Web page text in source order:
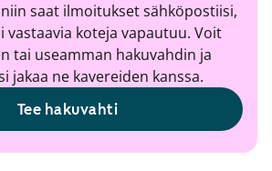
saat ilmoitukset sähköpostiisi,
vastaavia koteja vapautuu. Voit
tai useamman hakuvahdin ja
jakaa ne kavereiden kanssa.
Tee hakuvahti